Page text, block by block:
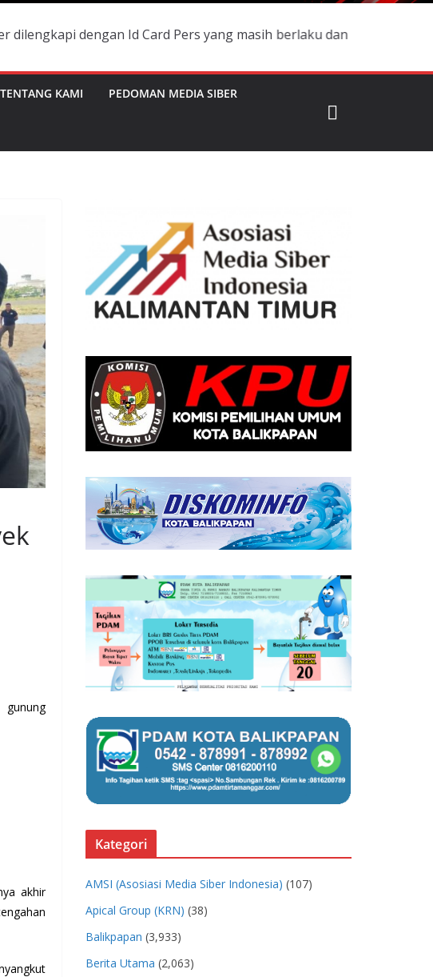
dengan Id Card Pers yang masih berlaku dan namanya terdaftar di
TENTANG KAMI PEDOMAN MEDIA SIBER
gunung
akhir
Kategori
AMSI (Asosiasi Media Siber Indonesia) (107)
Apical Group (KRN) (38)
Balikpapan (3,933)
Berita Utama (2,063)